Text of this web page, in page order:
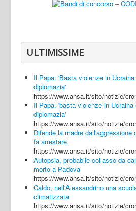
Caserta
Napoli
Salerno
Login
ULTIMISSIME
Il Papa: 'Basta violenze in
diplomazia'
https://www.ansa.it/sito/notizie/
Il Papa, 'basta violenze in
diplomazia'
https://www.ansa.it/sito/notizie/
Difende la madre
fa arrestare
https://www.ansa.it/sito/notizie/
Autopsia, probabile collasso da
morto a Padova
https://www.ansa.it/sito/notizie/
Caldo, nell'Alessandrino una
climatizzata
https://www.ansa.it/sito/notizie/